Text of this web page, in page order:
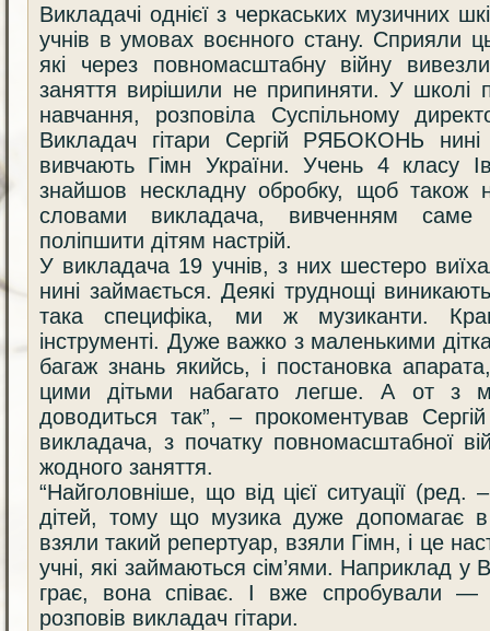
Викладачі однієї з черкаських музичних
учнів в умовах воєнного стану. Сприяли
які через повномасштабну війну
заняття вирішили не припиняти. У школі
навчання, розповіла Суспільному
Викладач гітари Сергій РЯБОКОНЬ
вивчають Гімн України. Учень 4 класу
знайшов нескладну обробку, щоб також
словами викладача, вивченням саме
поліпшити дітям настрій.
У викладача 19 учнів, з них шестеро
нині займається. Деякі труднощі
така специфіка, ми ж музиканти.
інструменті. Дуже важко з маленькими
багаж знань якийсь, і постановка
цими дітьми набагато легше. А от з
доводиться так”, – прокоментував
викладача, з початку повномасштабної
жодного заняття.
“Найголовніше, що від цієї ситуації (ред.
дітей, тому що музика дуже допомагає
взяли такий репертуар, взяли Гімн, і це
учні, які займаються сім’ями. Наприклад у
грає, вона співає. І вже спробували —
розповів викладач гітари.